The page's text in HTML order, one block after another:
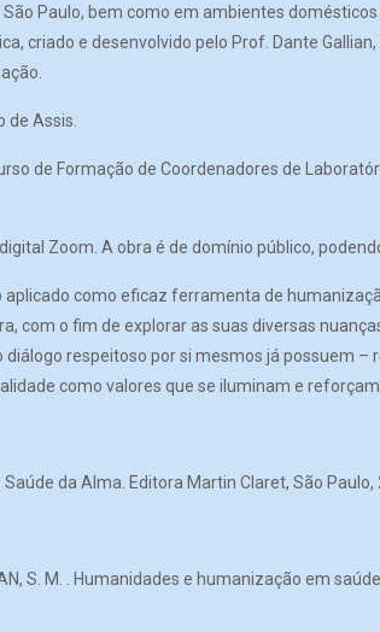
Paulo, bem como em ambientes
criado e desenvolvido pelo Prof. Dante
de Assis.
de Formação de Coordenadores de
Zoom. A obra é de domínio público,
aplicado como eficaz ferramenta de
com o fim de explorar as suas diversas
respeitoso por si mesmos já possuem
como valores que se iluminam e
da Alma. Editora Martin Claret, São Paulo,
S. M. . Humanidades e humanização em